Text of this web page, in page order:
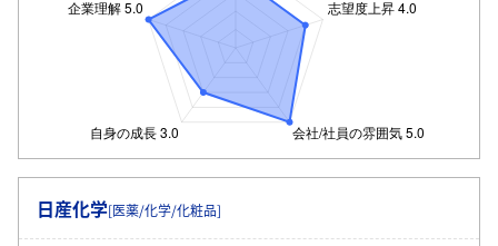
日産化学[医薬/化学/化粧品]